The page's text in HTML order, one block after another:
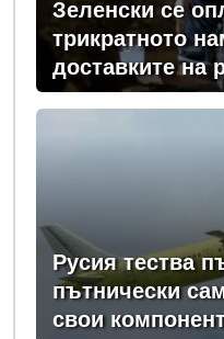
Зеленски се
трикратното
доставките на
от Запада за
Русия тества
пътнически
свои